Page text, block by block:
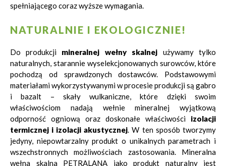
spełniającego coraz wyższe wymagania.
NATURALNIE I EKOLOGICZNIE!
Do produkcji mineralnej wełny skalnej używamy tylko
naturalnych, starannie wyselekcjonowanych surowców, które
pochodzą od sprawdzonych dostawców. Podstawowymi
materiałami wykorzystywanymi w procesie produkcji są gabro
i bazalt – skały wulkaniczne, które dzięki swoim
właściwościom nadają wełnie mineralnej wyjątkową
odporność ogniową oraz doskonałe właściwości izolacji
termicznej i izolacji akustycznej. W ten sposób tworzymy
jedyny, niepowtarzalny produkt o unikalnych parametrach i
wszechstronnych możliwościach zastosowania. Mineralna
wełna skalna PETRALANA jako produkt naturalny jest